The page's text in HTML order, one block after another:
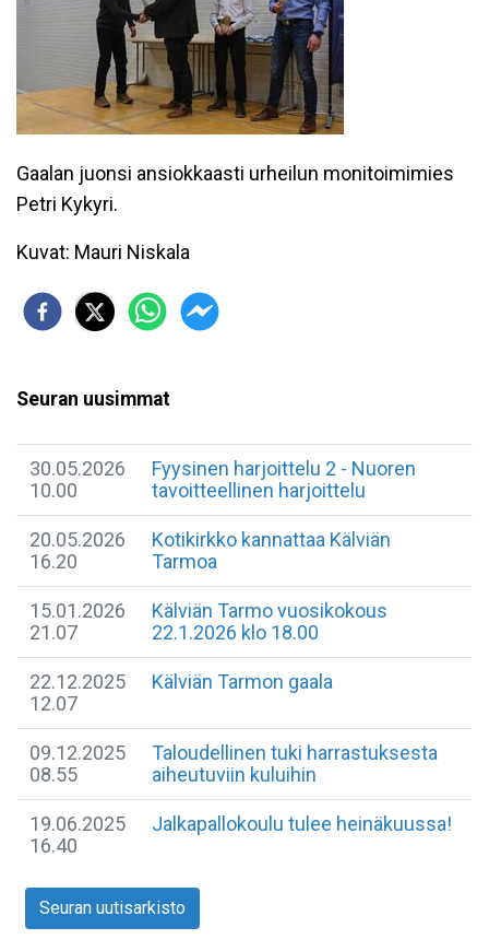
Gaalan juonsi ansiokkaasti urheilun monitoimimies
Petri Kykyri.
Kuvat: Mauri Niskala
Seuran uusimmat
30.05.2026
10.00
Fyysinen harjoittelu 2 - Nuoren
tavoitteellinen harjoittelu
20.05.2026
16.20
Kotikirkko kannattaa Kälviän
Tarmoa
15.01.2026
21.07
Kälviän Tarmo vuosikokous
22.1.2026 klo 18.00
22.12.2025
12.07
Kälviän Tarmon gaala
09.12.2025
08.55
Taloudellinen tuki harrastuksesta
aiheutuviin kuluihin
19.06.2025
16.40
Jalkapallokoulu tulee heinäkuussa!
Seuran uutisarkisto